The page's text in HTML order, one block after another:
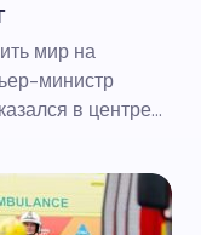
мир на
министр
в центре…